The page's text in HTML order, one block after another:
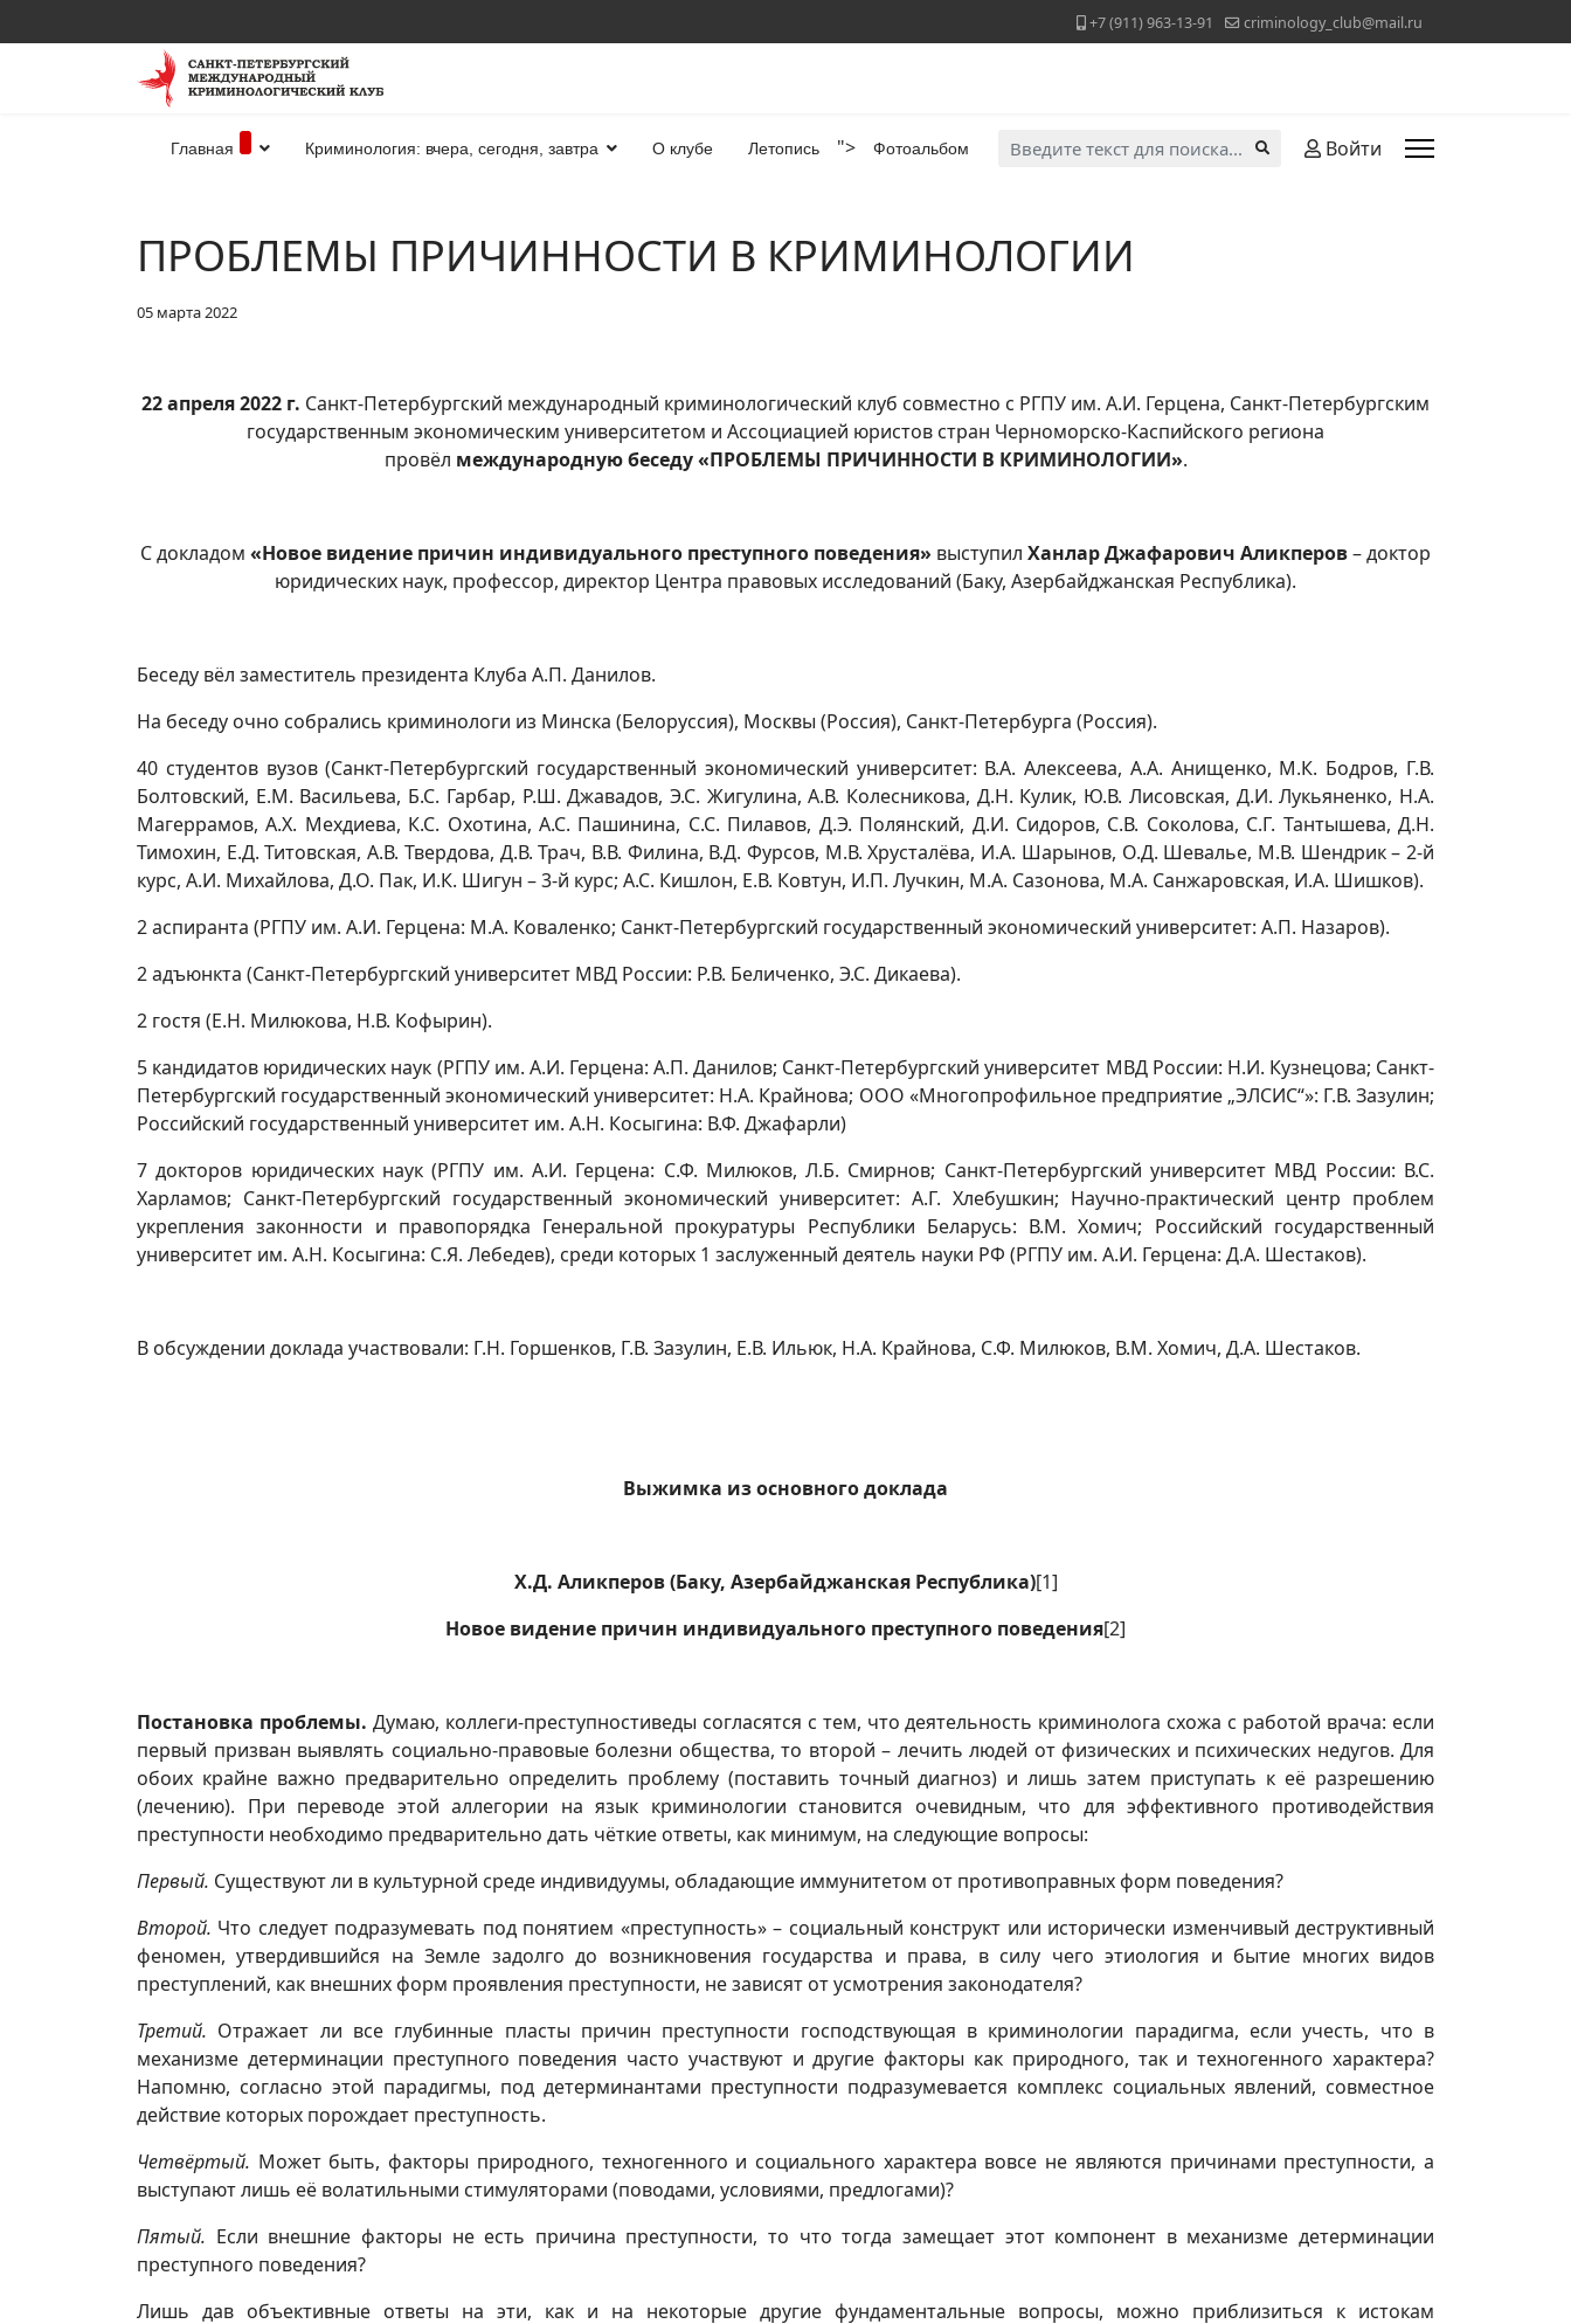
+7 (911) 963-13-91 criminology_club@mail.ru
Главная Криминология: вчера, сегодня, завтра О клубе Летопись "> Фотоальбом Искать... Войти
ПРОБЛЕМЫ ПРИЧИННОСТИ В КРИМИНОЛОГИИ
05 марта 2022
22 апреля 2022 г. Санкт-Петербургский международный криминологический клуб совместно с РГПУ им. А.И. Герцена, Санкт-Петербургским
государственным экономическим университетом и Ассоциацией юристов стран Черноморско-Каспийского региона
провёл международную беседу «ПРОБЛЕМЫ ПРИЧИННОСТИ В КРИМИНОЛОГИИ».
С докладом «Новое видение причин индивидуального преступного поведения» выступил Ханлар Джафарович Аликперов– доктор
юридических наук, профессор, директор Центра правовых исследований (Баку, Азербайджанская Республика).
Беседу вёл заместитель президента Клуба А.П. Данилов.
На беседу очно собрались криминологи из Минска (Белоруссия), Москвы (Россия), Санкт-Петербурга (Россия).
40 студентов вузов (Санкт-Петербургский государственный экономический университет: В.А. Алексеева, А.А. Анищенко, М.К. Бодров, Г.В.
Болтовский, Е.М. Васильева, Б.С. Гарбар, Р.Ш. Джавадов, Э.С. Жигулина, А.В. Колесникова, Д.Н. Кулик, Ю.В. Лисовская, Д.И. Лукьяненко, Н.А.
Магеррамов, А.Х. Мехдиева, К.С. Охотина, А.С. Пашинина, С.С. Пилавов, Д.Э. Полянский, Д.И. Сидоров, С.В. Соколова, С.Г. Тантышева, Д.Н.
Тимохин, Е.Д. Титовская, А.В. Твердова, Д.В. Трач, В.В. Филина, В.Д. Фурсов, М.В. Хрусталёва, И.А. Шарынов, О.Д. Шевалье, М.В. Шендрик – 2-й
курс, А.И. Михайлова, Д.О. Пак, И.К. Шигун – 3-й курс; А.С. Кишлон, Е.В. Ковтун, И.П. Лучкин, М.А. Сазонова, М.А. Санжаровская, И.А. Шишков).
2 аспиранта (РГПУ им. А.И. Герцена: М.А. Коваленко; Санкт-Петербургский государственный экономический университет: А.П. Назаров).
2 адъюнкта (Санкт-Петербургский университет МВД России: Р.В. Беличенко, Э.С. Дикаева).
2 гостя (Е.Н. Милюкова, Н.В. Кофырин).
5 кандидатов юридических наук (РГПУ им. А.И. Герцена: А.П. Данилов; Санкт-Петербургский университет МВД России: Н.И. Кузнецова; Санкт-
Петербургский государственный экономический университет: Н.А. Крайнова; ООО «Многопрофильное предприятие „ЭЛСИС“»: Г.В. Зазулин;
Российский государственный университет им. А.Н. Косыгина: В.Ф. Джафарли)
7 докторов юридических наук (РГПУ им. А.И. Герцена: С.Ф. Милюков, Л.Б. Смирнов; Санкт-Петербургский университет МВД России: В.С.
Харламов; Санкт-Петербургский государственный экономический университет: А.Г. Хлебушкин; Научно-практический центр проблем
укрепления законности и правопорядка Генеральной прокуратуры Республики Беларусь: В.М. Хомич; Российский государственный
университет им. А.Н. Косыгина: С.Я. Лебедев), среди которых 1 заслуженный деятель науки РФ (РГПУ им. А.И. Герцена: Д.А. Шестаков).
В обсуждении доклада участвовали: Г.Н. Горшенков, Г.В. Зазулин, Е.В. Ильюк, Н.А. Крайнова, С.Ф. Милюков, В.М. Хомич, Д.А. Шестаков.
Выжимка из основного доклада
Х.Д. Аликперов (Баку, Азербайджанская Республика)[1]
Новое видение причин индивидуального преступного поведения[2]
Постановка проблемы. Думаю, коллеги-преступностиведы согласятся с тем, что деятельность криминолога схожа с работой врача: если
первый призван выявлять социально-правовые болезни общества, то второй – лечить людей от физических и психических недугов. Для
обоих крайне важно предварительно определить проблему (поставить точный диагноз) и лишь затем приступать к её разрешению
(лечению). При переводе этой аллегории на язык криминологии становится очевидным, что для эффективного противодействия
преступности необходимо предварительно дать чёткие ответы, как минимум, на следующие вопросы:
Первый. Существуют ли в культурной среде индивидуумы, обладающие иммунитетом от противоправных форм поведения?
Второй. Что следует подразумевать под понятием «преступность» – социальный конструкт или исторически изменчивый деструктивный
феномен, утвердившийся на Земле задолго до возникновения государства и права, в силу чего этиология и бытие многих видов
преступлений, как внешних форм проявления преступности, не зависят от усмотрения законодателя?
Третий. Отражает ли все глубинные пласты причин преступности господствующая в криминологии парадигма, если учесть, что в
механизме детерминации преступного поведения часто участвуют и другие факторы как природного, так и техногенного характера?
Напомню, согласно этой парадигмы, под детерминантами преступности подразумевается комплекс социальных явлений, совместное
действие которых порождает преступность.
Четвёртый. Может быть, факторы природного, техногенного и социального характера вовсе не являются причинами преступности, а
выступают лишь её волатильными стимуляторами (поводами, условиями, предлогами)?
Пятый. Если внешние факторы не есть причина преступности, то что тогда замещает этот компонент в механизме детерминации
преступного поведения?
Лишь дав объективные ответы на эти, как и на некоторые другие фундаментальные вопросы, можно приблизиться к истокам